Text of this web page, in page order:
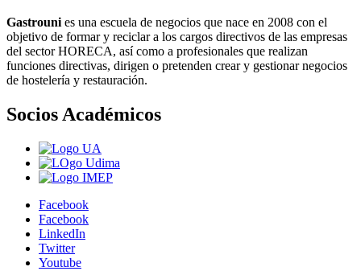
Gastrounies una escuela de negocios que nace en 2008 con el
objetivo de formar y reciclar a los cargos directivos de las empresas
del sector HORECA, así como a profesionales que realizan
funciones directivas, dirigen o pretenden crear y gestionar negocios
de hostelería y restauración.
Socios Académicos
Facebook
Facebook
LinkedIn
Twitter
Youtube